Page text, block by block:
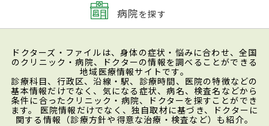
病院を探す
ドクターズ・ファイルは、身体の症状・悩みに合わせ、全国
のクリニック・病院、ドクターの情報を調べることができる
地域医療情報サイトです。
診療科目、行政区、沿線・駅、診療時間、医院の特徴などの
基本情報だけでなく、気になる症状、病名、検査名などから
条件に合ったクリニック・病院、ドクターを探すことができ
ます。 医院情報だけでなく、独自取材に基づき、ドクターに
関する情報（診療方針や得意な治療・検査など）も紹介。